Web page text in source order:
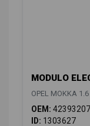
MODULO
OPEL MOKKA 1.6
OEM: 42393207
ID: 1303627